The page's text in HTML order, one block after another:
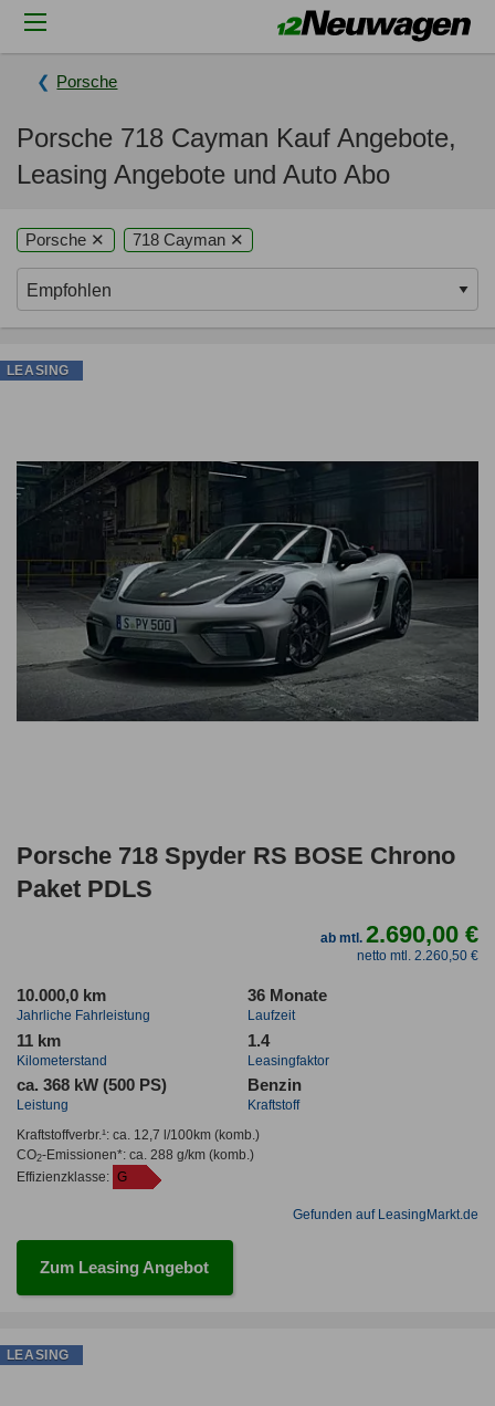
Porsche
Porsche 718 Cayman Kauf Angebote,
Leasing Angebote und Auto Abo
Porsche ✕ 718 Cayman ✕
Porsche 718 Spyder RS BOSE Chrono
Paket PDLS
ab mtl.2.690,00 €
netto mtl. 2.260,50 €
10.000,0 km
Jahrliche Fahrleistung
36 Monate
Laufzeit
11 km
Kilometerstand
1.4
Leasingfaktor
ca. 368 kW (500 PS)
Leistung
Benzin
Kraftstoff
Kraftstoffverbr.¹: ca. 12,7 l/100km(komb.)
CO2-Emissionen*: ca. 288 g/km(komb.)
Effizienzklasse: G
Gefunden auf LeasingMarkt.de
Zum Leasing Angebot
LEASING
LEASING